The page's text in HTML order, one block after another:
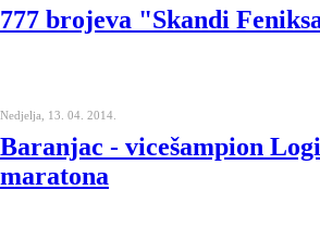
777 brojeva "Skandi
Nedjelja, 13. 04. 2014.
Baranjac - vicešampion
maratona